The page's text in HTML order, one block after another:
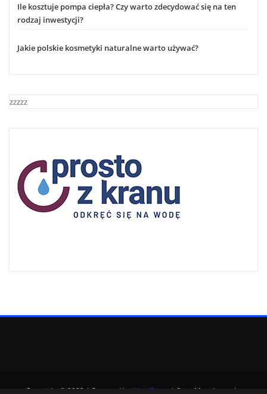
Ile kosztuje pompa ciepła? Czy warto zdecydować się na ten
rodzaj inwestycji?
Jakie polskie kosmetyki naturalne warto używać?
zzzzz
Copyright © 2022 | Powered by WordPress | SpiceMag theme by